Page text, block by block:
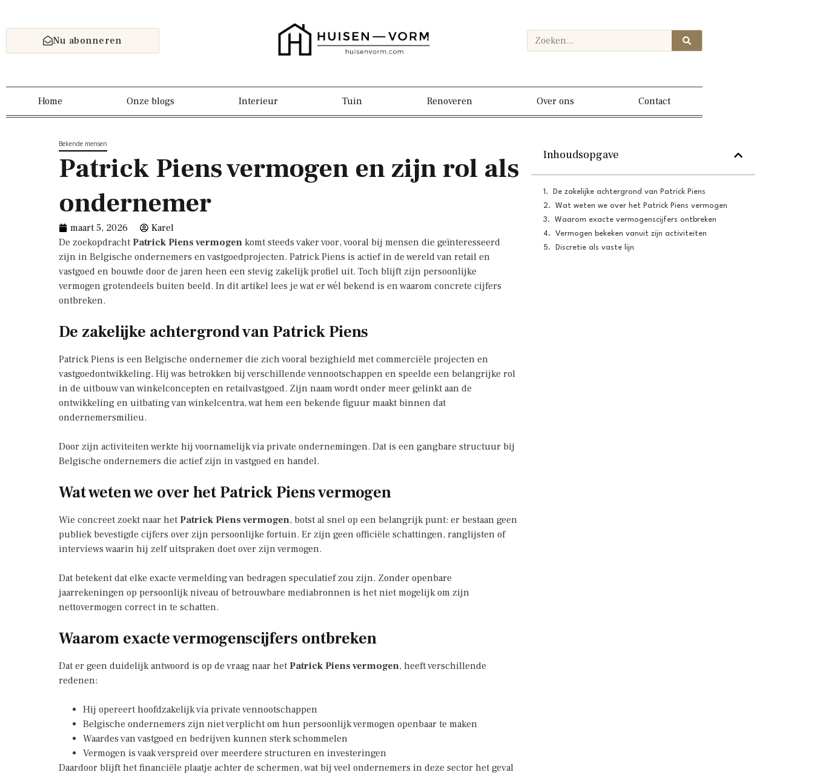
Nu abonneren
Home Onze blogs Interieur Tuin Renoveren Over ons Contact
Bekende mensen
Patrick Piens vermogen en zijn rol als
ondernemer
maart 5, 2026
Karel
De zoekopdracht Patrick Piens vermogen komt steeds vaker voor, vooral bij mensen die geïnteresseerd
zijn in Belgische ondernemers en vastgoedprojecten. Patrick Piens is actief in de wereld van retail en
vastgoed en bouwde door de jaren heen een stevig zakelijk profiel uit. Toch blijft zijn persoonlijke
vermogen grotendeels buiten beeld. In dit artikel lees je wat er wél bekend is en waarom concrete cijfers
ontbreken.
De zakelijke achtergrond van Patrick Piens
Patrick Piens is een Belgische ondernemer die zich vooral bezighield met commerciële projecten en
vastgoedontwikkeling. Hij was betrokken bij verschillende vennootschappen en speelde een belangrijke rol
in de uitbouw van winkelconcepten en retailvastgoed. Zijn naam wordt onder meer gelinkt aan de
ontwikkeling en uitbating van winkelcentra, wat hem een bekende figuur maakt binnen dat
ondernemersmilieu.
Door zijn activiteiten werkte hij voornamelijk via private ondernemingen. Dat is een gangbare structuur bij
Belgische ondernemers die actief zijn in vastgoed en handel.
Wat weten we over het Patrick Piens vermogen
Wie concreet zoekt naar het Patrick Piens vermogen, botst al snel op een belangrijk punt: er bestaan geen
publiek bevestigde cijfers over zijn persoonlijke fortuin. Er zijn geen officiële schattingen, ranglijsten of
interviews waarin hij zelf uitspraken doet over zijn vermogen.
Dat betekent dat elke exacte vermelding van bedragen speculatief zou zijn. Zonder openbare
jaarrekeningen op persoonlijk niveau of betrouwbare mediabronnen is het niet mogelijk om zijn
nettovermogen correct in te schatten.
Waarom exacte vermogenscijfers ontbreken
Dat er geen duidelijk antwoord is op de vraag naar het Patrick Piens vermogen, heeft verschillende
redenen:
Hij opereert hoofdzakelijk via private vennootschappen
Belgische ondernemers zijn niet verplicht om hun persoonlijk vermogen openbaar te maken
Waardes van vastgoed en bedrijven kunnen sterk schommelen
Vermogen is vaak verspreid over meerdere structuren en investeringen
Daardoor blijft het financiële plaatje achter de schermen, wat bij veel ondernemers in deze sector het geval
Inhoudsopgave
De zakelijke achtergrond van Patrick Piens
Wat weten we over het Patrick Piens vermogen
Waarom exacte vermogenscijfers ontbreken
Vermogen bekeken vanuit zijn activiteiten
Discretie als vaste lijn